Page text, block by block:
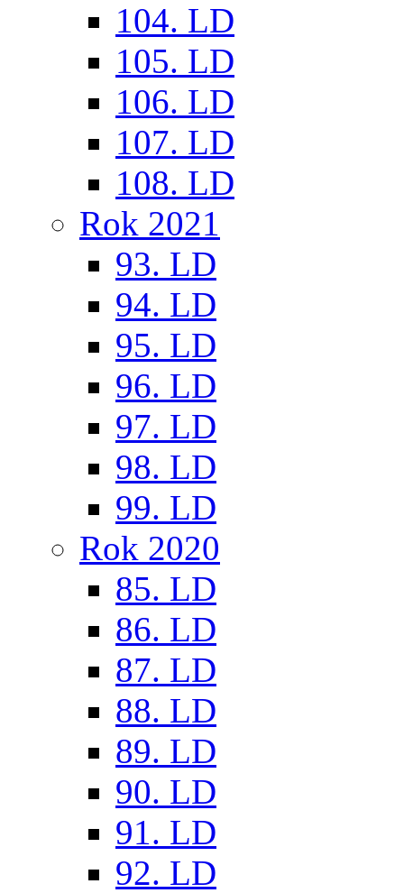
104. LD
105. LD
106. LD
107. LD
108. LD
Rok 2021
93. LD
94. LD
95. LD
96. LD
97. LD
98. LD
99. LD
Rok 2020
85. LD
86. LD
87. LD
88. LD
89. LD
90. LD
91. LD
92. LD